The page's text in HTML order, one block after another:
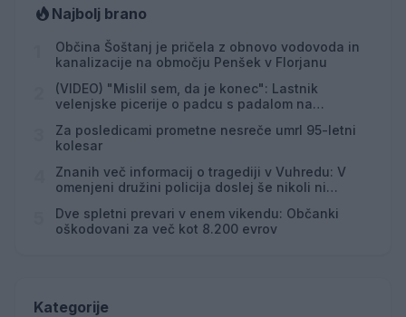
Najbolj brano
Občina Šoštanj je pričela z obnovo vodovoda in
kanalizacije na območju Penšek v Florjanu
(VIDEO) "Mislil sem, da je konec": Lastnik
velenjske picerije o padcu s padalom na
Za posledicami prometne nesreče umrl 95-letni
kolesar
Znanih več informacij o tragediji v Vuhredu: V
omenjeni družini policija doslej še nikoli ni
Dve spletni prevari v enem vikendu: Občanki
oškodovani za več kot 8.200 evrov
Kategorije